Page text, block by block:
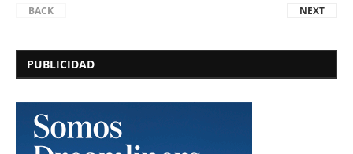
BACK NEXT
PUBLICIDAD